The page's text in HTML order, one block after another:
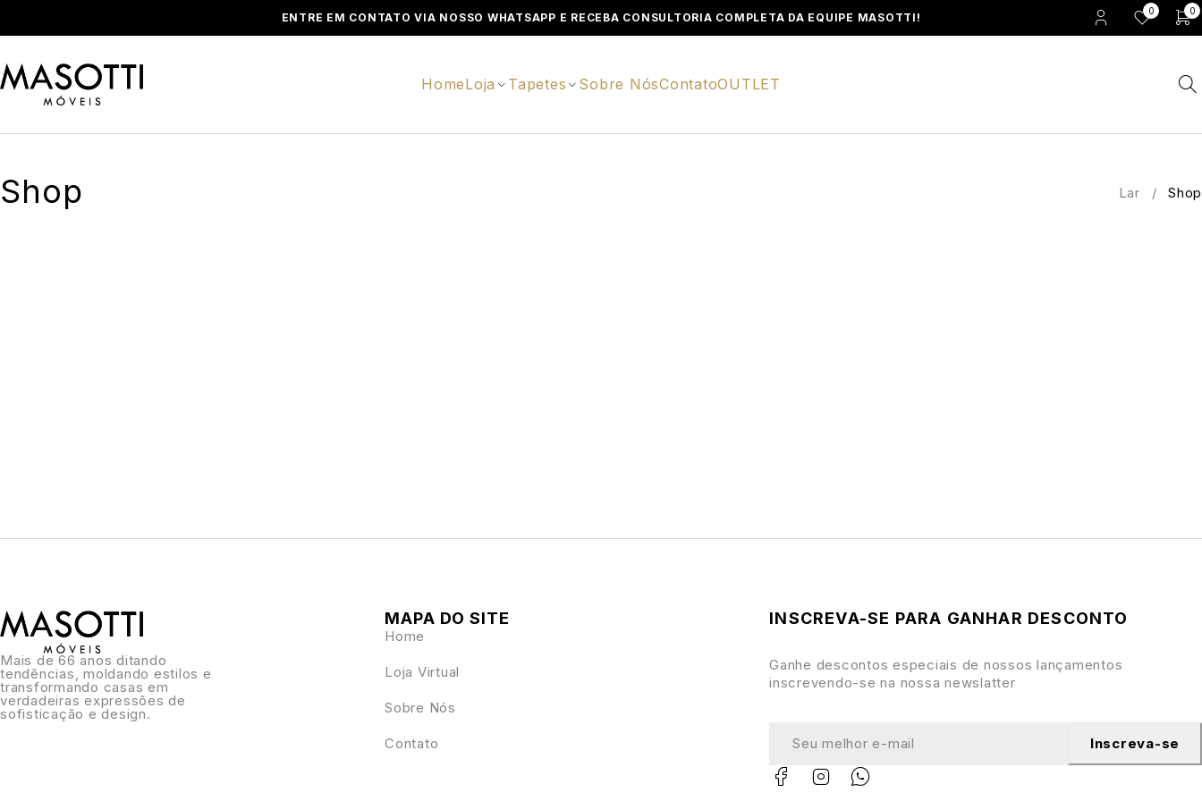
ENTRE EM CONTATO VIA NOSSO WHATSAPP E RECEBA CONSULTORIA COMPLETA DA EQUIPE MASOTTI! 0 0
HomeLoja Tapetes Sobre NósContatoOUTLET
Shop Lar / Shop
Mais de 66 anos ditando
tendências, moldando estilos e
transformando casas em
verdadeiras expressões de
sofisticação e design.
MAPA DO SITE
Home
Loja Virtual
Sobre Nós
Contato
INSCREVA-SE PARA GANHAR DESCONTO
Ganhe descontos especiais de nossos lançamentos
inscrevendo-se na nossa newslatter
Inscreva-se